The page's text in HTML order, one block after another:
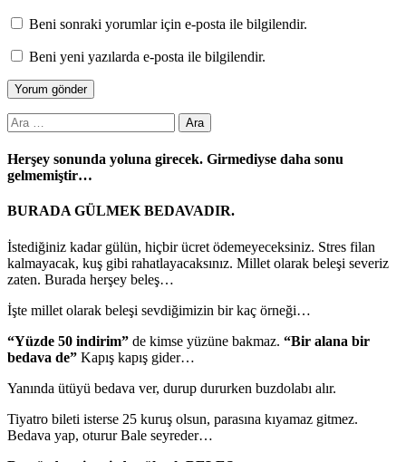
Beni sonraki yorumlar için e-posta ile bilgilendir.
Beni yeni yazılarda e-posta ile bilgilendir.
Arama:
Herşey sonunda yoluna girecek. Girmediyse daha sonu
gelmemiştir…
BURADA GÜLMEK BEDAVADIR.
İstediğiniz kadar gülün, hiçbir ücret ödemeyeceksiniz. Stres filan
kalmayacak, kuş gibi rahatlayacaksınız. Millet olarak beleşi severiz
zaten. Burada herşey beleş…
İşte millet olarak beleşi sevdiğimizin bir kaç örneği…
“Yüzde 50 indirim” de kimse yüzüne bakmaz. “Bir alana bir
bedava de” Kapış kapış gider…
Yanında ütüyü bedava ver, durup dururken buzdolabı alır.
Tiyatro bileti isterse 25 kuruş olsun, parasına kıyamaz gitmez.
Bedava yap, oturur Bale seyreder…